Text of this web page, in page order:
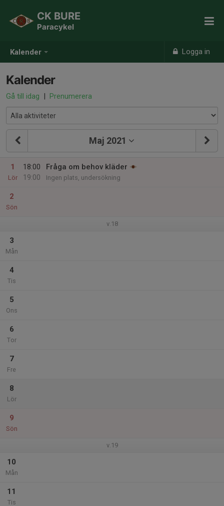
Kalender Logga in
CK BURE
Paracykel
Kalender
Gå till idag | Prenumerera
Maj 2021
1
Lör
18:00
19:00
Fråga om behov kläder
Ingen plats, undersökning
2
Sön
v.18
3
Mån
4
Tis
5
Ons
6
Tor
7
Fre
8
Lör
9
Sön
v.19
10
Mån
11
Tis